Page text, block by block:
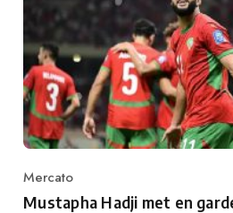
Category
Mercato
Mustapha Hadji met en